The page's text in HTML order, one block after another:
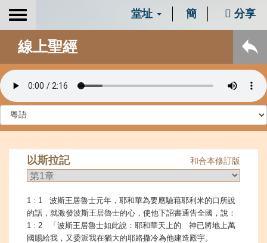
Toggle
堂址 簡 分享
線上聖經
以斯拉記 和合本修訂版
1 : 1 波斯王居魯士元年，耶和華為要應驗藉耶利米的口所說
的話，就激發波斯王居魯士的心，使他下詔書通告全國，說：
1 : 2 「波斯王居魯士如此說：耶和華天上的 神已將地上萬
國賜給我，又委派我在猶大的耶路撒冷為他建造殿宇。